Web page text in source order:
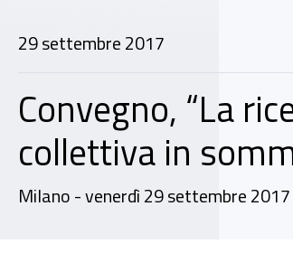
29 settembre 2017
Convegno, “La
collettiva in
Milano - venerdì 29 settembre 2017